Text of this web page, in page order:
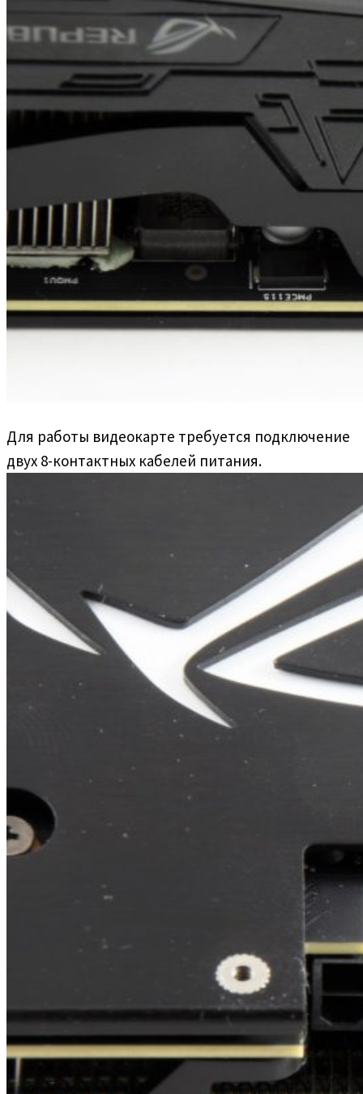
Для работы видеокарте требуется подключение
двух 8-контактных кабелей питания.